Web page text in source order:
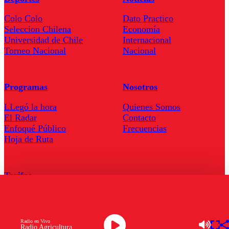
Radio Agricultura
Radio en Vivo
Colo Colo
Seleccion Chilena
Universidad de Chile
Torneo Nacional
Dato Practico
Economía
Internacional
Nacional
Programas
LLegó la hora
El Radar
Enfoqué Público
Hoja de Ruta
Nosotros
Quienes Somos
Contacto
Frecuencias
Tarifas